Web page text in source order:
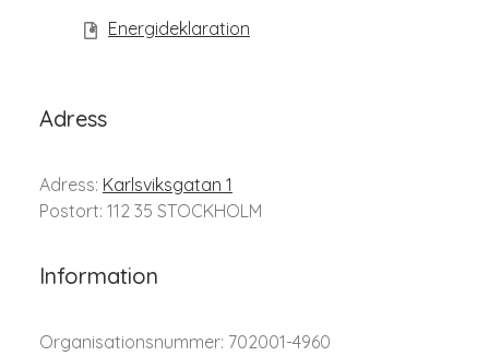
Energideklaration
Adress
Adress: Karlsviksgatan 1
Postort: 112 35 STOCKHOLM
Information
Organisationsnummer: 702001-4960